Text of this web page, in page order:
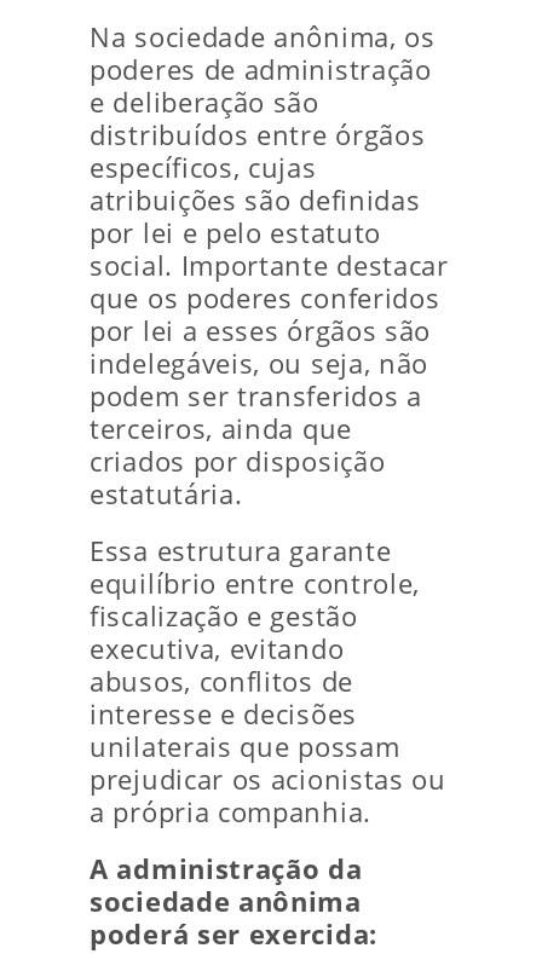
Na sociedade anônima, os
poderes de administração
e deliberação são
distribuídos entre órgãos
específicos, cujas
atribuições são definidas
por lei e pelo estatuto
social. Importante destacar
que os poderes conferidos
por lei a esses órgãos são
indelegáveis, ou seja, não
podem ser transferidos a
terceiros, ainda que
criados por disposição
estatutária.
Essa estrutura garante
equilíbrio entre controle,
fiscalização e gestão
executiva, evitando
abusos, conflitos de
interesse e decisões
unilaterais que possam
prejudicar os acionistas ou
a própria companhia.
A administração da
sociedade anônima
poderá ser exercida: